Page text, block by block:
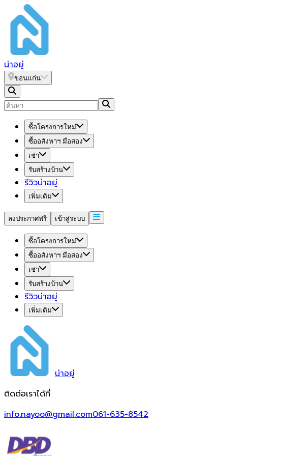
น่าอยู่
ขอนแก่น
ซื้อโครงการใหม่
ซื้ออสังหาฯ มือสอง
เช่า
รับสร้างบ้าน
รีวิวน่าอยู่
เพิ่มเติม
ลงประกาศฟรี เข้าสู่ระบบ
ซื้อโครงการใหม่
ซื้ออสังหาฯ มือสอง
เช่า
รับสร้างบ้าน
รีวิวน่าอยู่
เพิ่มเติม
น่าอยู่
ติดต่อเราได้ที่
info.nayoo@gmail.com061-635-8542